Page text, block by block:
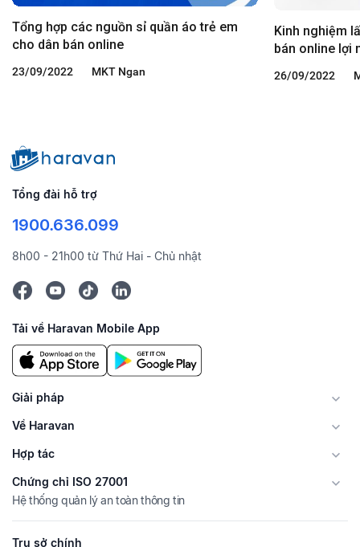
Tổng hợp các nguồn sỉ quần áo trẻ em
cho dân bán online
23/09/2022 MKT Ngan
Kinh nghiệm
bán online lợi
26/09/2022
Tổng đài hỗ trợ
1900.636.099
8h00 - 21h00 từ Thứ Hai - Chủ nhật
Tải về Haravan Mobile App
Giải pháp
Về Haravan
Hợp tác
Chứng chỉ ISO 27001
Hệ thống quản lý an toàn thông tin
Trụ sở chính